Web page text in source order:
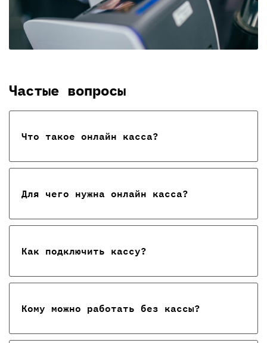
Частые вопросы
Что такое онлайн касса?
Для чего нужна онлайн касса?
Как подключить кассу?
Кому можно работать без кассы?